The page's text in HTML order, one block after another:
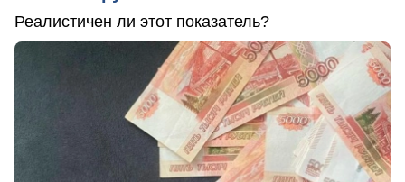
Реалистичен ли этот показатель?